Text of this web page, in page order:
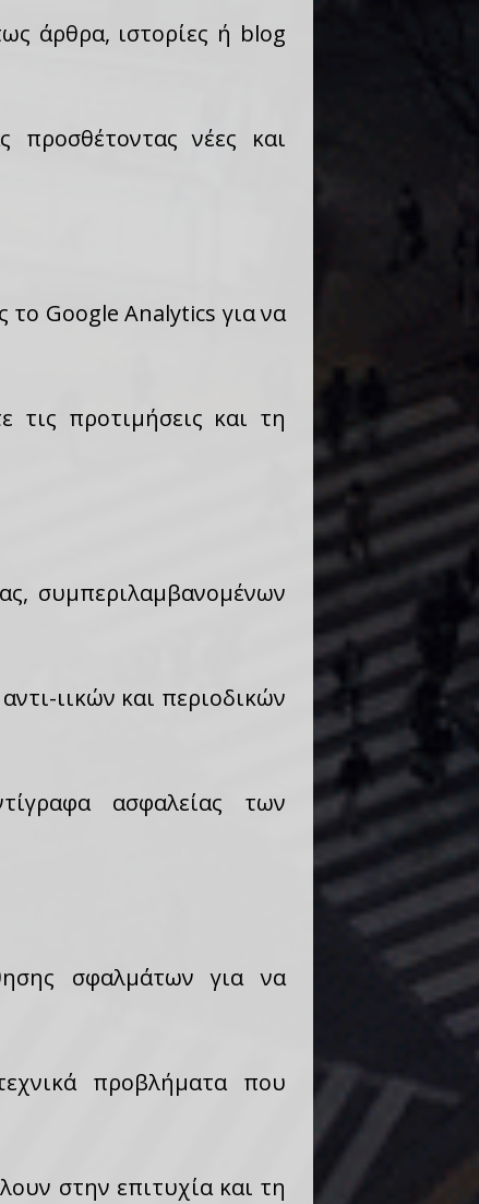
άρθρα, ιστορίες ή blog
προσθέτοντας νέες και
το Google Analytics για να
τις προτιμήσεις και τη
συμπεριλαμβανομένων
ιικών και περιοδικών
ασφαλείας των
σφαλμάτων για να
προβλήματα που
στην επιτυχία και τη